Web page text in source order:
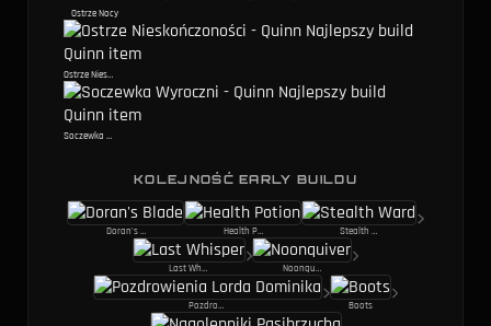
Ostrze Nocy
Ostrze Nieskończoności
Soczewka Wyroczni
KOLEJNOŚĆ EARLY BUILDU
Doran's Blade Health Potion Stealth Ward
Last Whisper Noonquiver
Pozdrowienia Lorda Dominika Boots